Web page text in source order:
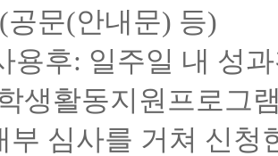
(공문(안내문) 등)
용후: 일주일 내 성
생활동지원프로그
부 심사를 거쳐 신청